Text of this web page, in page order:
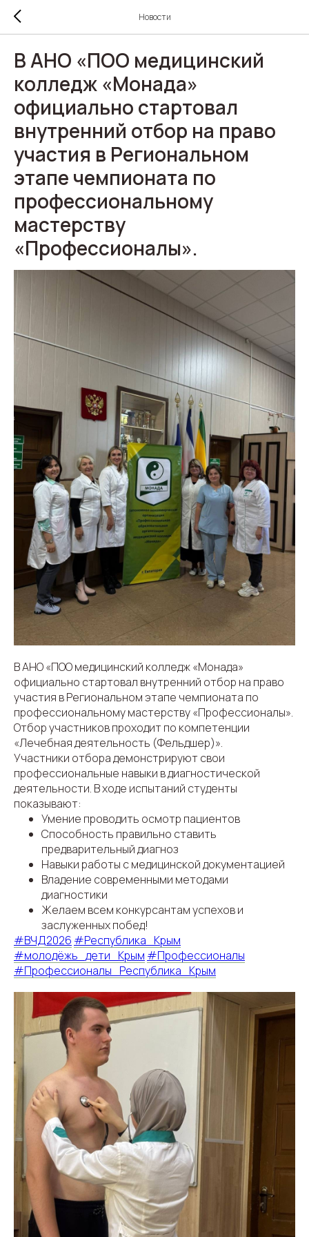
Новости
В АНО «ПОО медицинский
колледж «Монада»
официально стартовал
внутренний отбор на право
участия в Региональном
этапе чемпионата по
профессиональному
мастерству
«Профессионалы».
В АНО «ПОО медицинский колледж «Монада»
официально стартовал внутренний отбор на право
участия в Региональном этапе чемпионата по
профессиональному мастерству «Профессионалы».
Отбор участников проходит по компетенции
«Лечебная деятельность (Фельдшер)».
Участники отбора демонстрируют свои
профессиональные навыки в диагностической
деятельности. В ходе испытаний студенты
показывают:
Умение проводить осмотр пациентов
Способность правильно ставить
предварительный диагноз
Навыки работы с медицинской документацией
Владение современными методами
диагностики
Желаем всем конкурсантам успехов и
заслуженных побед!
#ВЧД2026 #Республика_Крым
#молодёжь_дети_Крым #Профессионалы
#Профессионалы_Республика_Крым